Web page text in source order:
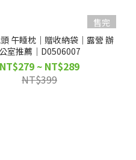
售完
午睡枕｜贈收納袋｜露營 辦
公室推薦｜D0506007
NT$279 ~ NT$289
NT$399